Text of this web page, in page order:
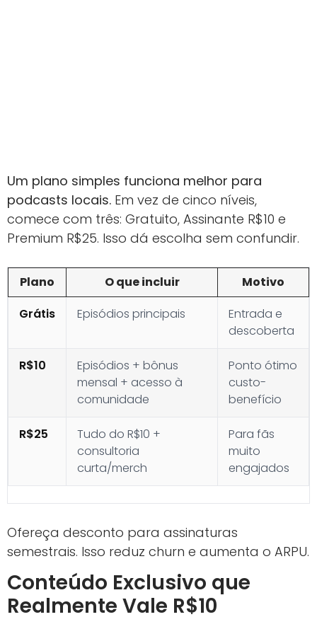
Um plano simples funciona melhor para
podcasts locais. Em vez de cinco níveis,
comece com três: Gratuito, Assinante R$10 e
Premium R$25. Isso dá escolha sem confundir.
Plano O que incluir
Motivo
Grátis
Episódios principais
Entrada e
descoberta
R$10
Episódios + bônus
mensal + acesso à
comunidade
Ponto ótimo
custo-
benefício
R$25
Tudo do R$10 +
consultoria
curta/merch
Para fãs
muito
engajados
Ofereça desconto para assinaturas
semestrais. Isso reduz churn e aumenta o ARPU.
Conteúdo Exclusivo que
Realmente Vale R$10